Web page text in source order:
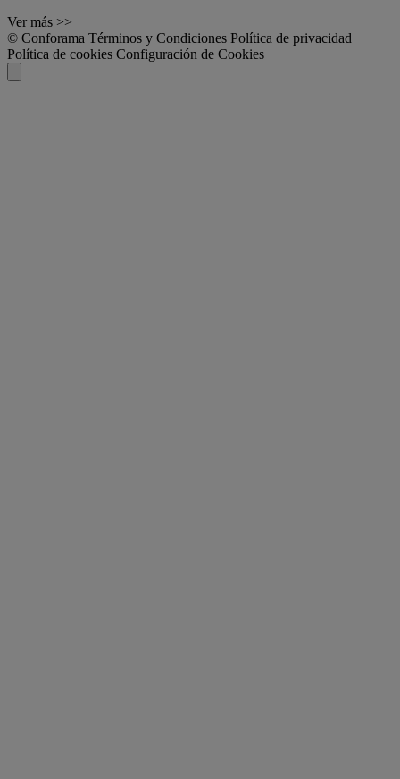
Ver más >>
© Conforama Términos y Condiciones Política de privacidad
Política de cookies Configuración de Cookies